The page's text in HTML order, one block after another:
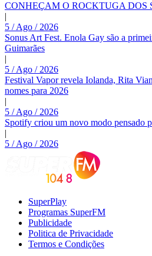
CONHEÇAM O ROCKTUGA DOS
|
5 / Ago / 2026
Sonus Art Fest. Enola Gay são a
Guimarães
|
5 / Ago / 2026
Festival Vapor revela Iolanda, Rita
nomes para 2026
|
5 / Ago / 2026
Spotify criou um novo modo pensado
|
5 / Ago / 2026
SuperPlay
Programas SuperFM
Publicidade
Politica de Privacidade
Termos e Condições